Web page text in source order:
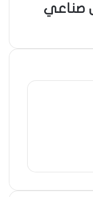
صناعي